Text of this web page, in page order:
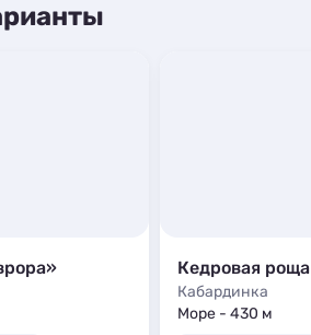
Кедровая роща
Кабардинка
Море - 430 м